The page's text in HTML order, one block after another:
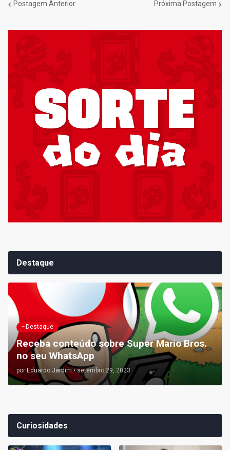
Postagem Anterior Próxima Postagem
Destaque
~Destaque
Receba conteúdo sobre Super Mario Bros.
no seu WhatsApp
por Eduardo Jardim • setembro 29, 2023
Curiosidades